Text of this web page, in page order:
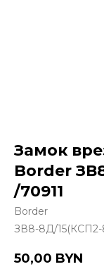
Замок
Border
/70911
Border
ЗВ8-8Д/15(КСП2-
50,00 BYN